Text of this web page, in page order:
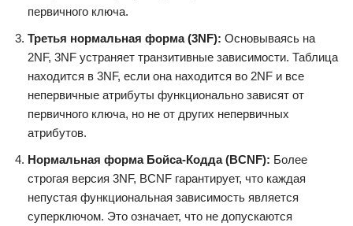
первичного ключа.
Третья нормальная форма (3NF): Основываясь на
2NF, 3NF устраняет транзитивные зависимости. Таблица
находится в 3NF, если она находится во 2NF и все
непервичные атрибуты функционально зависят от
первичного ключа, но не от других непервичных
атрибутов.
Нормальная форма Бойса-Кодда (BCNF): Более
строгая версия 3NF, BCNF гарантирует, что каждая
непустая функциональная зависимость является
суперключом. Это означает, что не допускаются